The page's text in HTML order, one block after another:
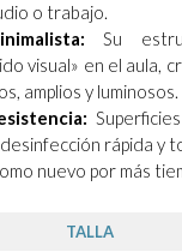
o trabajo.
Su
visual» en el aula,
amplios y luminosos.
rápida y
nuevo por más
TALLA